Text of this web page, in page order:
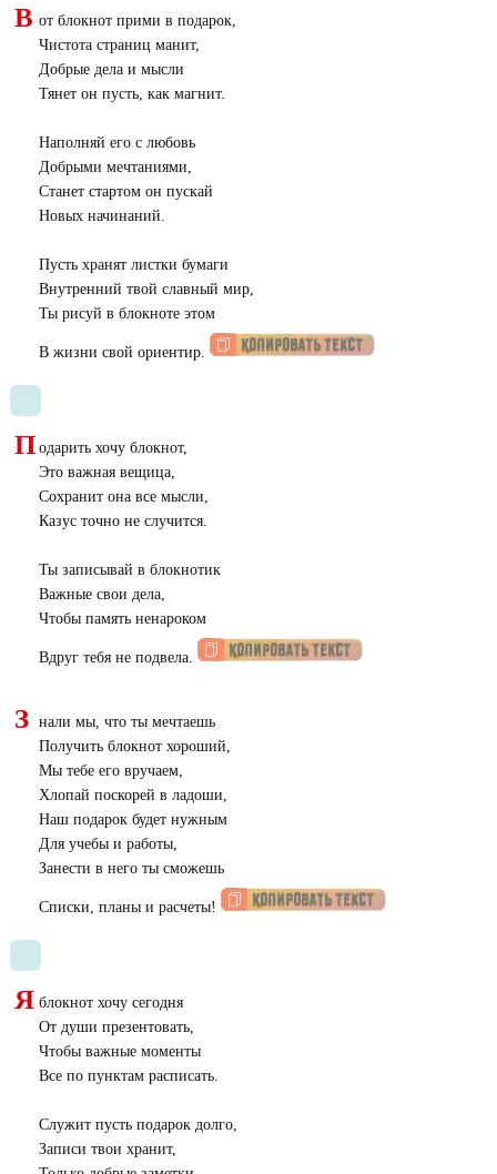
В от блокнот прими в подарок,
Чистота страниц манит,
Добрые дела и мысли
Тянет он пусть, как магнит.
Наполняй его с любовь
Добрыми мечтаниями,
Станет стартом он пускай
Новых начинаний.
Пусть хранят листки бумаги
Внутренний твой славный мир,
Ты рисуй в блокноте этом
В жизни свой ориентир.
П одарить хочу блокнот,
Это важная вещица,
Сохранит она все мысли,
Казус точно не случится.
Ты записывай в блокнотик
Важные свои дела,
Чтобы память ненароком
Вдруг тебя не подвела.
З
нали мы, что ты мечтаешь
Получить блокнот хороший,
Мы тебе его вручаем,
Хлопай поскорей в ладоши,
Наш подарок будет нужным
Для учебы и работы,
Занести в него ты сможешь
Списки, планы и расчеты!
Я блокнот хочу сегодня
От души презентовать,
Чтобы важные моменты
Все по пунктам расписать.
Служит пусть подарок долго,
Записи твои хранит,